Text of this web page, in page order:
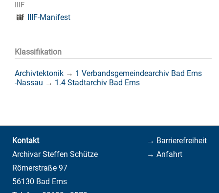
IIIF
IIIF-Manifest
Klassifikation
Archivtektonik → 1 Verbandsgemeindearchiv Bad Ems
-Nassau → 1.4 Stadtarchiv Bad Ems
→ Barrierefreiheit
→ Anfahrt
Kontakt
Archivar Steffen Schütze
Römerstraße 97
56130 Bad Ems